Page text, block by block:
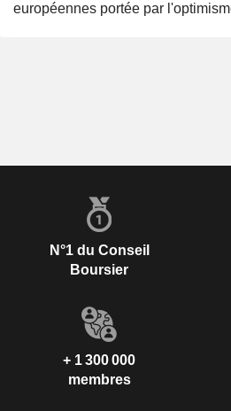
européennes portée par
N°1 du Conseil
Boursier
+ 1 300 000
membres